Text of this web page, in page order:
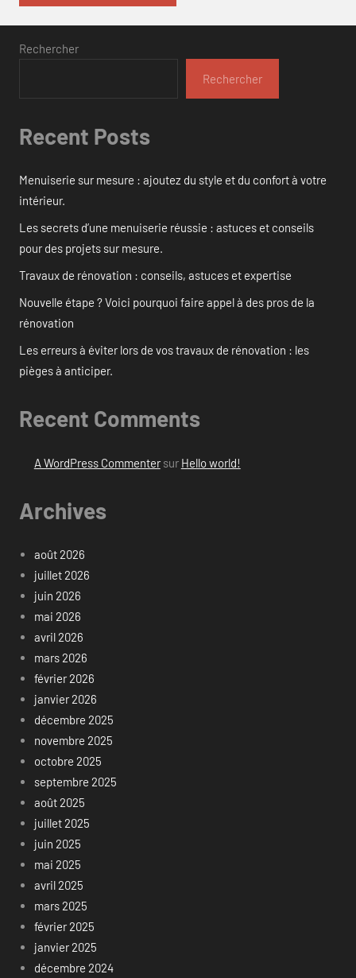
Rechercher
Rechercher
Recent Posts
Menuiserie sur mesure : ajoutez du style et du confort à votre
intérieur.
Les secrets d’une menuiserie réussie : astuces et conseils
pour des projets sur mesure.
Travaux de rénovation : conseils, astuces et expertise
Nouvelle étape ? Voici pourquoi faire appel à des pros de la
rénovation
Les erreurs à éviter lors de vos travaux de rénovation : les
pièges à anticiper.
Recent Comments
A WordPress Commentersur Hello world!
Archives
août 2026
juillet 2026
juin 2026
mai 2026
avril 2026
mars 2026
février 2026
janvier 2026
décembre 2025
novembre 2025
octobre 2025
septembre 2025
août 2025
juillet 2025
juin 2025
mai 2025
avril 2025
mars 2025
février 2025
janvier 2025
décembre 2024